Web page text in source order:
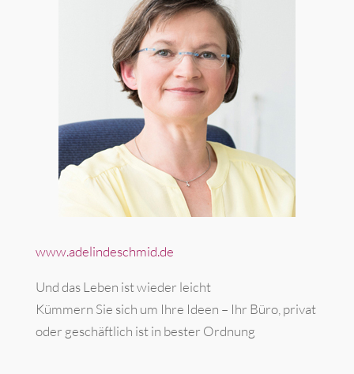
www.adelindeschmid.de
Und das Leben ist wieder leicht
Kümmern Sie sich um Ihre Ideen – Ihr Büro, privat
oder geschäftlich ist in bester Ordnung